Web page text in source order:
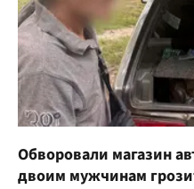
Обворовали магазин
двоим мужчинам